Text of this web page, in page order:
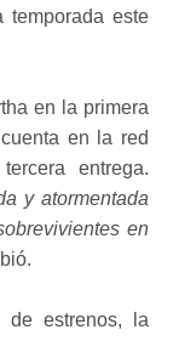
temporada este
en la primera
en la red
entrega.
y atormentada
en
de estrenos, la